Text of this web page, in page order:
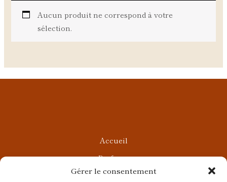
Gérer le consentement
Aucun produit ne correspond à votre
sélection.
Accueil
Parfums
Ateliers privés